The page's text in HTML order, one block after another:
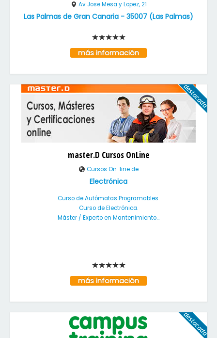
Av Jose Mesa y Lopez, 21
Las Palmas de Gran Canaria - 35007 (Las Palmas)
más información
master.D Cursos OnLine
Cursos On-line de
Electrónica
Curso de Autómatas Programables.
Curso de Electrónica.
Máster / Experto en Mantenimiento...
más información